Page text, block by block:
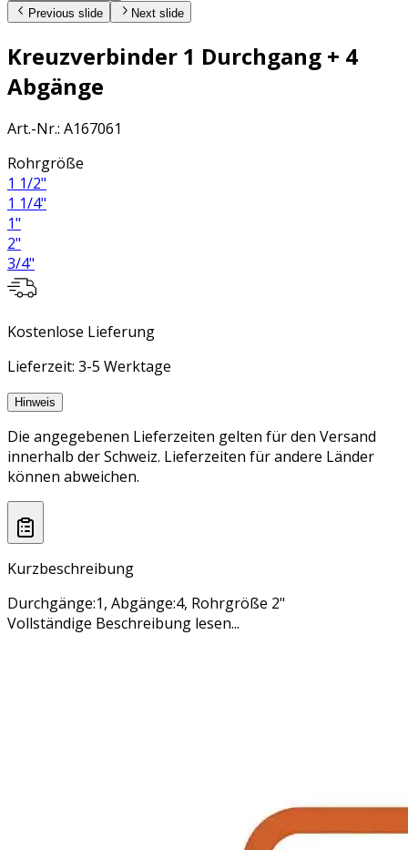
Previous slide Next slide
Kreuzverbinder 1 Durchgang + 4
Abgänge
Art.-Nr.: A167061
Rohrgröße
1 1/2"
1 1/4"
1"
2"
3/4"
Kostenlose Lieferung
Lieferzeit: 3-5 Werktage
Hinweis
Die angegebenen Lieferzeiten gelten für den Versand
innerhalb der Schweiz. Lieferzeiten für andere Länder
können abweichen.
Kurzbeschreibung
Durchgänge:1, Abgänge:4, Rohrgröße 2"
Vollständige Beschreibung lesen...